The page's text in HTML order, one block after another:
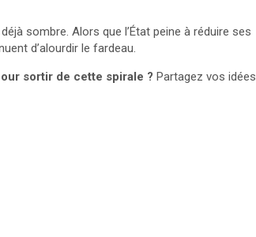
sombre. Alors que l’État peine à réduire ses
d’alourdir le fardeau.
sortir de cette spirale ? Partagez vos idées